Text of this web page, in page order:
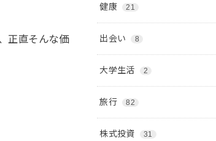
正直そんな価
健康 21
出会い 8
大学生活 2
旅行 82
株式投資 31